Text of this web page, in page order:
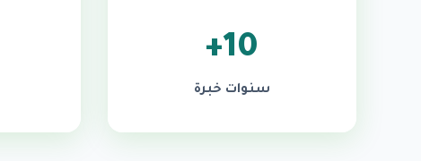
10+
سنوات خبرة